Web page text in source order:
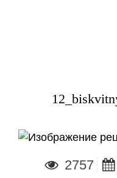
2757